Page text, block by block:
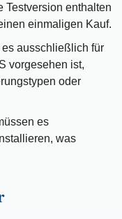
Testversion enthalten
einmaligen Kauf.
ausschließlich für
vorgesehen ist,
oder
es
was